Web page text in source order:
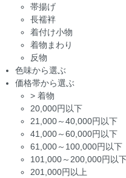
帯揚げ
長襦袢
着付け小物
着物まわり
反物
色味から選ぶ
価格帯から選ぶ
> 着物
20,000円以下
21,000～40,000円以下
41,000～60,000円以下
61,000～100,000円以下
101,000～200,000円以
201,000円以上